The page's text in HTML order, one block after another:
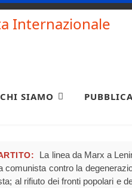
CHI SIAMO
La linea da Marx a
comunista contro la
al rifiuto dei fronti popolari e